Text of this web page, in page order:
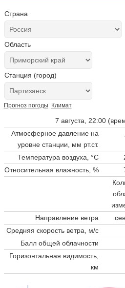
Страна
Область
Станция (город)
Прогноз погоды Климат
7 августа, 22:00
Атмосферное давление на
уровне станции, мм рт.ст.
Температура воздуха, °C
Относительная влажность, %
Направление ветра
Средняя скорость ветра, м/с
Балл общей облачности
Горизонтальная видимость,
км